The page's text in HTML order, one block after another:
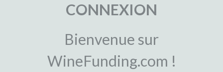
CONNEXION
Bienvenue sur
WineFunding.com !